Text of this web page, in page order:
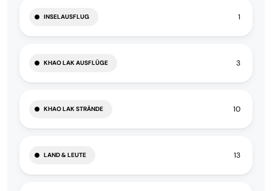
INSELAUSFLUG 1
KHAO LAK AUSFLÜGE 3
KHAO LAK STRÄNDE 10
LAND & LEUTE 13